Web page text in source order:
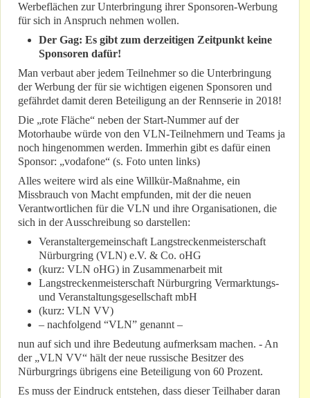
Werbeflächen zur Unterbringung ihrer Sponsoren-Werbung
für sich in Anspruch nehmen wollen.
Der Gag: Es gibt zum derzeitigen Zeitpunkt keine
Sponsoren dafür!
Man verbaut aber jedem Teilnehmer so die Unterbringung
der Werbung der für sie wichtigen eigenen Sponsoren und
gefährdet damit deren Beteiligung an der Rennserie in 2018!
Die „rote Fläche“ neben der Start-Nummer auf der
Motorhaube würde von den VLN-Teilnehmern und Teams ja
noch hingenommen werden. Immerhin gibt es dafür einen
Sponsor: „vodafone“ (s. Foto unten links)
Alles weitere wird als eine Willkür-Maßnahme, ein
Missbrauch von Macht empfunden, mit der die neuen
Verantwortlichen für die VLN und ihre Organisationen, die
sich in der Ausschreibung so darstellen:
Veranstaltergemeinschaft Langstreckenmeisterschaft
Nürburgring (VLN) e.V. & Co. oHG
(kurz: VLN oHG) in Zusammenarbeit mit
Langstreckenmeisterschaft Nürburgring Vermarktungs-
und Veranstaltungsgesellschaft mbH
(kurz: VLN VV)
– nachfolgend “VLN” genannt –
nun auf sich und ihre Bedeutung aufmerksam machen. - An
der „VLN VV“ hält der neue russische Besitzer des
Nürburgrings übrigens eine Beteiligung von 60 Prozent.
Es muss der Eindruck entstehen, dass dieser Teilhaber daran